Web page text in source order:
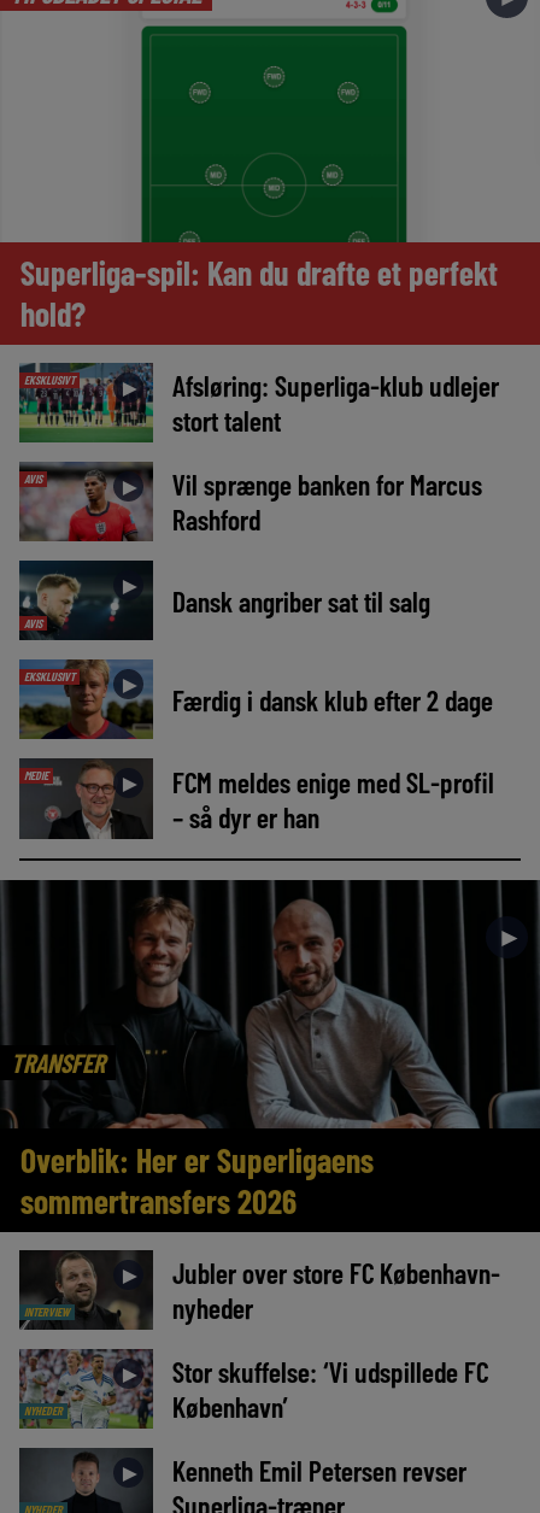
Superliga-spil: Kan du drafte et perfekt
hold?
EKSKLUSIVT ►
Afsløring: Superliga-klub udlejer
stort talent
AVIS ►
Vil sprænge banken for Marcus
Rashford
AVIS
► Dansk angriber sat til salg
EKSKLUSIVT ► Færdig i dansk klub efter 2 dage
MEDIE ►
FCM meldes enige med SL-profil
– så dyr er han
TRANSFER
►
Overblik: Her er Superligaens
sommertransfers 2026
INTERVIEW
►
Jubler over store FC København-
nyheder
NYHEDER
►
Stor skuffelse: ‘Vi udspillede FC
København’
NYHEDER
►
Kenneth Emil Petersen revser
Superliga-træner